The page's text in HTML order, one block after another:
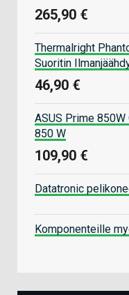
265,90 €
Thermalright
Suoritin
46,90 €
ASUS Prime 850W
850 W
109,90 €
Datatronic
Komponenteille